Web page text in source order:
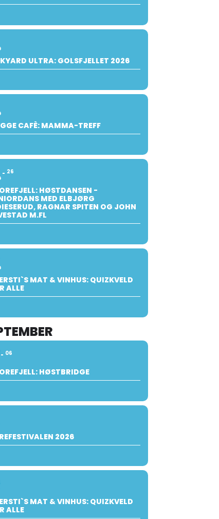
ULTRA: GOLSFJELLET 2026
CAFÈ: MAMMA-TREFF
26
HØSTDANSEN -
MED ELBJØRG
RAGNAR SPITEN OG JOHN
M.FL
MAT & VINHUS: QUIZKVELD
ALLE
06
HØSTBRIDGE
2026
MAT & VINHUS: QUIZKVELD
ALLE